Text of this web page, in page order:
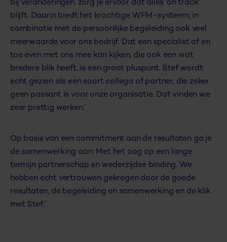
bij veranderingen, zorg je ervoor dat alles ‘on track’
blijft. Daarin biedt het krachtige WFM-systeem, in
combinatie met de persoonlijke begeleiding ook veel
meerwaarde voor ons bedrijf. Dat een specialist af en
toe even met ons mee kan kijken, die ook een wat
bredere blik heeft, is een groot pluspunt. Stef wordt
echt gezien als een soort collega of partner, die zeker
geen passant is voor onze organisatie. Dat vinden we
zeer prettig werken.’
Op basis van een commitment aan de resultaten ga je
de samenwerking aan. Met het oog op een lange
termijn partnerschap en wederzijdse binding. We
hebben echt vertrouwen gekregen door de goede
resultaten, de begeleiding en samenwerking en de klik
met Stef.’